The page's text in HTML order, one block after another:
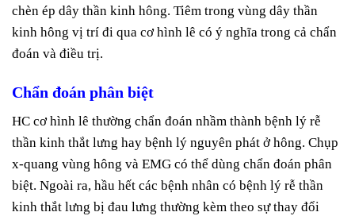
chèn ép dây thần kinh hông. Tiêm trong vùng dây thần
kinh hông vị trí đi qua cơ hình lê có ý nghĩa trong cả chẩn
đoán và điều trị.
Chẩn đoán phân biệt
HC cơ hình lê thường chẩn đoán nhầm thành bệnh lý rễ
thần kinh thắt lưng hay bệnh lý nguyên phát ở hông. Chụp
x-quang vùng hông và EMG có thể dùng chẩn đoán phân
biệt. Ngoài ra, hầu hết các bệnh nhân có bệnh lý rễ thần
kinh thắt lưng bị đau lưng thường kèm theo sự thay đổi